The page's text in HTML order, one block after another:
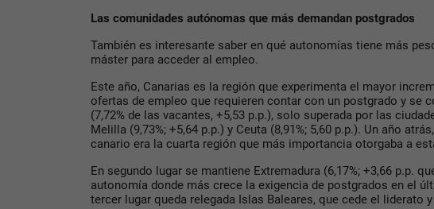
Las comunidades autónomas que más demandan postgrados
También es interesante saber en qué autonomías tiene más
máster para acceder al empleo.
Este año, Canarias es la región que experimenta el mayor
ofertas de empleo que requieren contar con un postgrado y se
(7,72% de las vacantes, +5,53 p.p.), solo superada por las
Melilla (9,73%; +5,64 p.p.) y Ceuta (8,91%; 5,60 p.p.). Un año
canario era la cuarta región que más importancia otorgaba a
En segundo lugar se mantiene Extremadura (6,17%; +3,66 p.p.
autonomía donde más crece la exigencia de postgrados en el
tercer lugar queda relegada Islas Baleares, que cede el liderato